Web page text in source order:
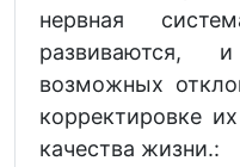
нервная
развиваются,
возможных
корректировке
качества жизни.: